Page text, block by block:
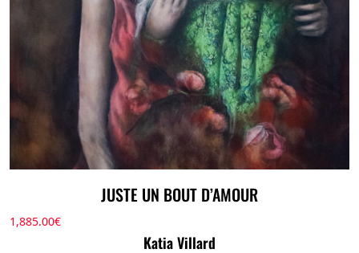
JUSTE UN BOUT D’AMOUR
1,885.00€
Katia Villard